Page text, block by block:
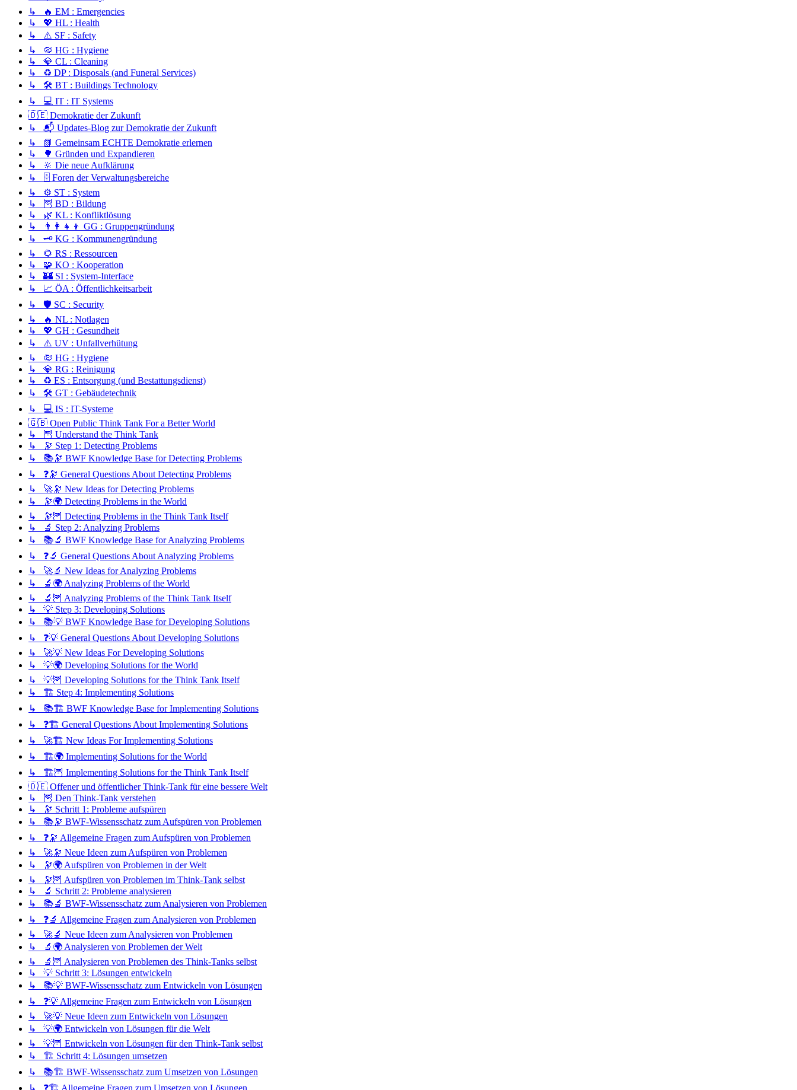
↳ 🔥 EM : Emergencies
↳ 💖 HL : Health
↳ ⚠️ SF : Safety
↳ 🦠 HG : Hygiene
↳ 💎 CL : Cleaning
↳ ♻️ DP : Disposals (and Funeral Services)
↳ 🛠️ BT : Buildings Technology
↳ 💻 IT : IT Systems
🇩🇪 Demokratie der Zukunft
↳ 📬 Updates-Blog zur Demokratie der Zukunft
↳ 📗 Gemeinsam ECHTE Demokratie erlernen
↳ 🌳 Gründen und Expandieren
↳ 🔆 Die neue Aufklärung
↳ 🗄️ Foren der Verwaltungsbereiche
↳ ⚙️ ST : System
↳ 🦉 BD : Bildung
↳ 🌿 KL : Konfliktlösung
↳ 👨‍👩‍👧‍👦 GG : Gruppengründung
↳ 🗝️ KG : Kommunengründung
↳ 🌻 RS : Ressourcen
↳ 🧩 KO : Kooperation
↳ 🏰 SI : System-Interface
↳ 📈 ÖA : Öffentlichkeitsarbeit
↳ 🛡️ SC : Security
↳ 🔥 NL : Notlagen
↳ 💖 GH : Gesundheit
↳ ⚠️ UV : Unfallverhütung
↳ 🦠 HG : Hygiene
↳ 💎 RG : Reinigung
↳ ♻️ ES : Entsorgung (und Bestattungsdienst)
↳ 🛠️ GT : Gebäudetechnik
↳ 💻 IS : IT-Systeme
🇬🇧 Open Public Think Tank For a Better World
↳ 🦉 Understand the Think Tank
↳ 🔭 Step 1: Detecting Problems
↳ 📚🔭 BWF Knowledge Base for Detecting Problems
↳ ❓🔭 General Questions About Detecting Problems
↳ 🚀🔭 New Ideas for Detecting Problems
↳ 🔭🌍 Detecting Problems in the World
↳ 🔭🦉 Detecting Problems in the Think Tank Itself
↳ 🔬 Step 2: Analyzing Problems
↳ 📚🔬 BWF Knowledge Base for Analyzing Problems
↳ ❓🔬 General Questions About Analyzing Problems
↳ 🚀🔬 New Ideas for Analyzing Problems
↳ 🔬🌍 Analyzing Problems of the World
↳ 🔬🦉 Analyzing Problems of the Think Tank Itself
↳ 💡 Step 3: Developing Solutions
↳ 📚💡 BWF Knowledge Base for Developing Solutions
↳ ❓💡 General Questions About Developing Solutions
↳ 🚀💡 New Ideas For Developing Solutions
↳ 💡🌍 Developing Solutions for the World
↳ 💡🦉 Developing Solutions for the Think Tank Itself
↳ 🏗️ Step 4: Implementing Solutions
↳ 📚🏗️ BWF Knowledge Base for Implementing Solutions
↳ ❓🏗️ General Questions About Implementing Solutions
↳ 🚀🏗️ New Ideas For Implementing Solutions
↳ 🏗️🌍 Implementing Solutions for the World
↳ 🏗️🦉 Implementing Solutions for the Think Tank Itself
🇩🇪 Offener und öffentlicher Think-Tank für eine bessere Welt
↳ 🦉 Den Think-Tank verstehen
↳ 🔭 Schritt 1: Probleme aufspüren
↳ 📚🔭 BWF-Wissensschatz zum Aufspüren von Problemen
↳ ❓🔭 Allgemeine Fragen zum Aufspüren von Problemen
↳ 🚀🔭 Neue Ideen zum Aufspüren von Problemen
↳ 🔭🌍 Aufspüren von Problemen in der Welt
↳ 🔭🦉 Aufspüren von Problemen im Think-Tank selbst
↳ 🔬 Schritt 2: Probleme analysieren
↳ 📚🔬 BWF-Wissensschatz zum Analysieren von Problemen
↳ ❓🔬 Allgemeine Fragen zum Analysieren von Problemen
↳ 🚀🔬 Neue Ideen zum Analysieren von Problemen
↳ 🔬🌍 Analysieren von Problemen der Welt
↳ 🔬🦉 Analysieren von Problemen des Think-Tanks selbst
↳ 💡 Schritt 3: Lösungen entwickeln
↳ 📚💡 BWF-Wissensschatz zum Entwickeln von Lösungen
↳ ❓💡 Allgemeine Fragen zum Entwickeln von Lösungen
↳ 🚀💡 Neue Ideen zum Entwickeln von Lösungen
↳ 💡🌍 Entwickeln von Lösungen für die Welt
↳ 💡🦉 Entwickeln von Lösungen für den Think-Tank selbst
↳ 🏗️ Schritt 4: Lösungen umsetzen
↳ 📚🏗️ BWF-Wissensschatz zum Umsetzen von Lösungen